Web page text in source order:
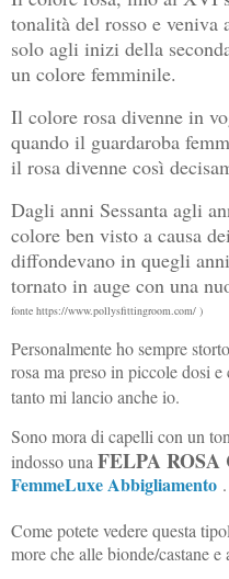
tonalità del rosso e veniva
solo agli inizi della
un colore femminile.
Il colore rosa divenne in
quando il guardaroba
il rosa divenne così
Dagli anni Sessanta agli
colore ben visto a causa
diffondevano in quegli
tornato in auge con una
fonte https://www.pollysfittingroom.com/ )
Personalmente ho sempre
rosa ma preso in piccole dosi
tanto mi lancio anche io.
Sono mora di capelli con un
indosso unaFELPA
FemmeLuxe Abbigliamento .
Come potete vedere questa
more che alle bionde/castane